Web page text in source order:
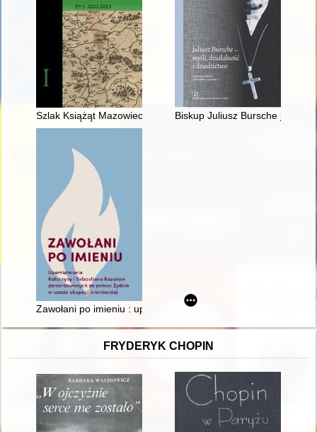
Szlak Książąt Mazowieckich Biskup Juliusz Bursche jako
Zawołani po imieniu : upamiętnienie Katarzyny i Sebastiana
FRYDERYK CHOPIN